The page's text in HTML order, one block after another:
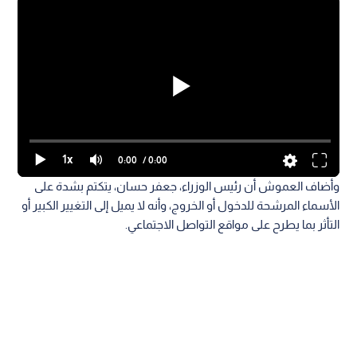
1x 0:00 / 0:00
وأضاف العموش أن رئيس الوزراء، جعفر حسان، يتكتم بشدة على
الأسماء المرشحة للدخول أو الخروج، وأنه لا يميل إلى التغيير الكبير أو
التأثر بما يطرح على مواقع التواصل الاجتماعي.